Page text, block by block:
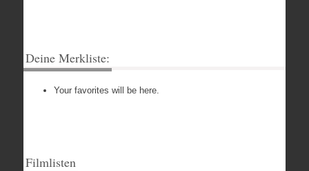
Deine Merkliste:
Your favorites will be here.
Filmlisten